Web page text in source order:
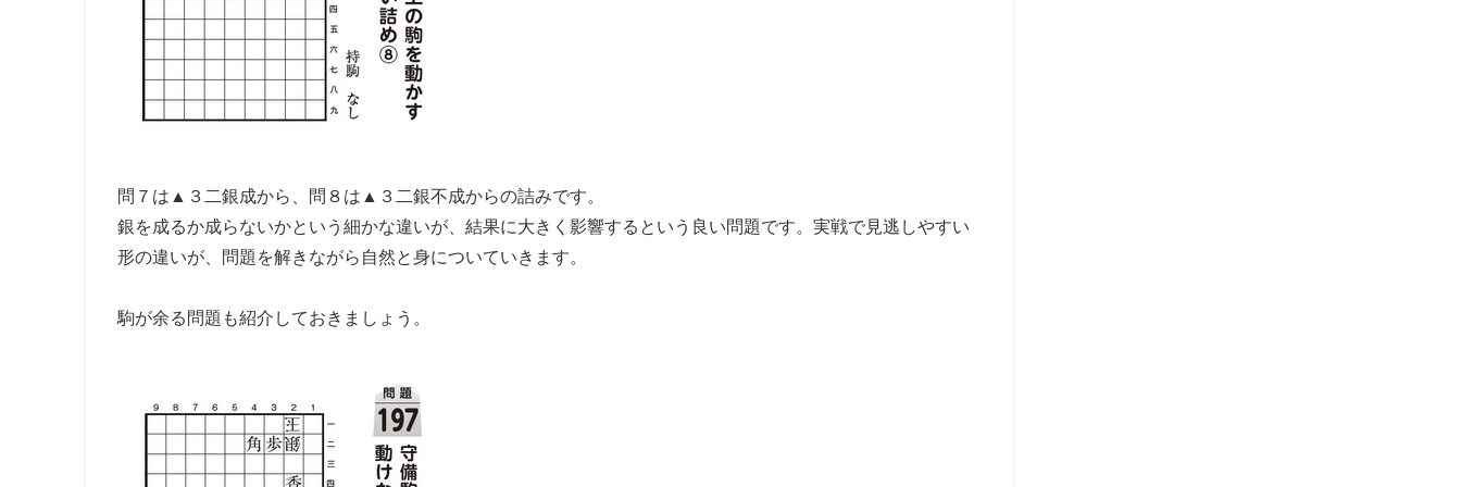
問７は▲３二銀成から、問８は▲３二銀不成からの詰みです。
銀を成るか成らないかという細かな違いが、結果に大きく影響するという良い問題です。実戦で見逃しやすい
形の違いが、問題を解きながら自然と身についていきます。
駒が余る問題も紹介しておきましょう。